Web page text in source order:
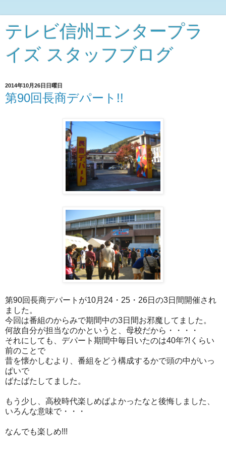
テレビ信州エンタープラ
イズ スタッフブログ
2014年10月26日日曜日
第90回長商デパート!!
第90回長商デパートが10月24・25・26日の3日間開催され
ました。
今回は番組のからみで期間中の3日間お邪魔してました。
何故自分が担当なのかというと、母校だから・・・・
それにしても、デパート期間中毎日いたのは40年?!くらい
前のことで
昔を懐かしむより、番組をどう構成するかで頭の中がいっ
ぱいで
ばたばたしてました。
もう少し、高校時代楽しめばよかったなと後悔しました、
いろんな意味で・・・
なんでも楽しめ!!!